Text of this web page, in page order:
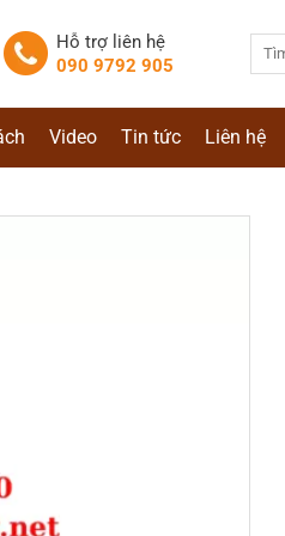
Hỗ trợ liên hệ
090 9792 905
Video Tin tức Liên hệ